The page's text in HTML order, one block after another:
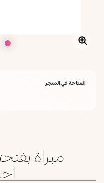
المتاحة في المتجر
مبراة